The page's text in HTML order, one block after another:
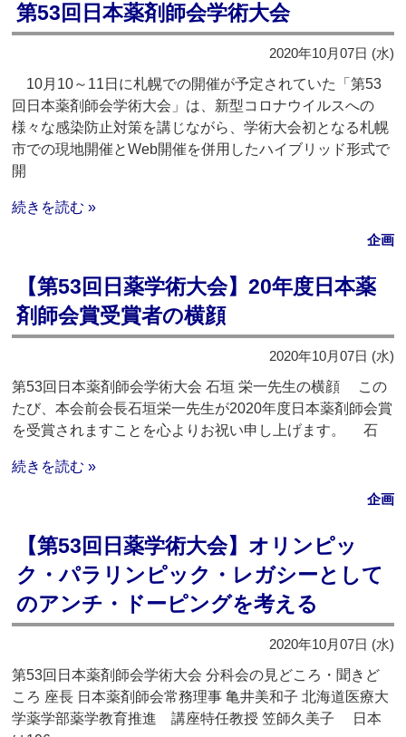
第53回日本薬剤師会学術大会
2020年10月07日 (水)
10月10～11日に札幌での開催が予定されていた「第53
回日本薬剤師会学術大会」は、新型コロナウイルスへの
様々な感染防止対策を講じながら、学術大会初となる札幌
市での現地開催とWeb開催を併用したハイブリッド形式で
開
続きを読む »
企画
【第53回日薬学術大会】20年度日本薬
剤師会賞受賞者の横顔
2020年10月07日 (水)
第53回日本薬剤師会学術大会 石垣 栄一先生の横顔 この
たび、本会前会長石垣栄一先生が2020年度日本薬剤師会賞
を受賞されますことを心よりお祝い申し上げます。 石
続きを読む »
企画
【第53回日薬学術大会】オリンピッ
ク・パラリンピック・レガシーとして
のアンチ・ドーピングを考える
2020年10月07日 (水)
第53回日本薬剤師会学術大会 分科会の見どころ・聞きど
ころ 座長 日本薬剤師会常務理事 亀井美和子 北海道医療大
学薬学部薬学教育推進 講座特任教授 笠師久美子 日本